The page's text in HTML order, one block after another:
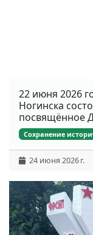
22 июня 2026
Ногинска
посвящённое
Сохранение
24 июня 2026 г.